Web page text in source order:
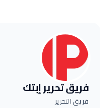
فريق تحرير إبتك
فريق التحرير